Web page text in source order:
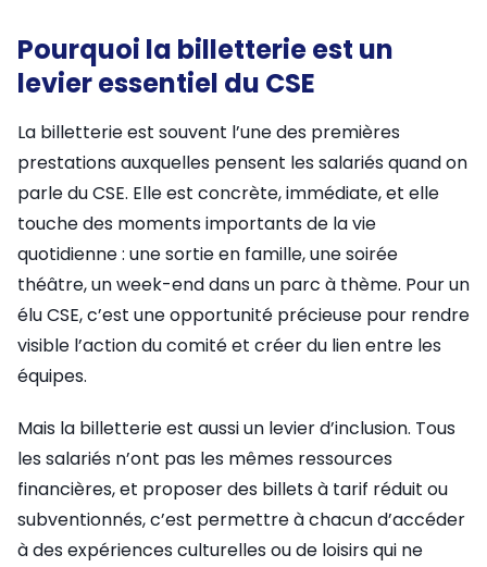
Pourquoi la billetterie est un
levier essentiel du CSE
La billetterie est souvent l’une des premières
prestations auxquelles pensent les salariés quand on
parle du CSE. Elle est concrète, immédiate, et elle
touche des moments importants de la vie
quotidienne : une sortie en famille, une soirée
théâtre, un week-end dans un parc à thème. Pour un
élu CSE, c’est une opportunité précieuse pour rendre
visible l’action du comité et créer du lien entre les
équipes.
Mais la billetterie est aussi un levier d’inclusion. Tous
les salariés n’ont pas les mêmes ressources
financières, et proposer des billets à tarif réduit ou
subventionnés, c’est permettre à chacun d’accéder
à des expériences culturelles ou de loisirs qui ne